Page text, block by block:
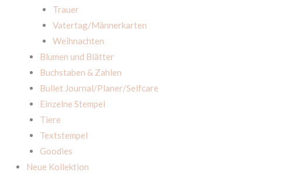
Trauer
Vatertag/Männerkarten
Weihnachten
Blumen und Blätter
Buchstaben & Zahlen
Bullet Journal/Planer/Selfcare
Einzelne Stempel
Tiere
Textstempel
Goodies
Neue Kollektion